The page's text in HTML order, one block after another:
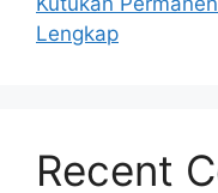
Lengkap
Recent